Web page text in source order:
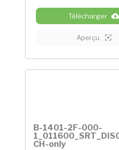
Télécharger
Aperçu
B-1401-2F-000-
CH-only